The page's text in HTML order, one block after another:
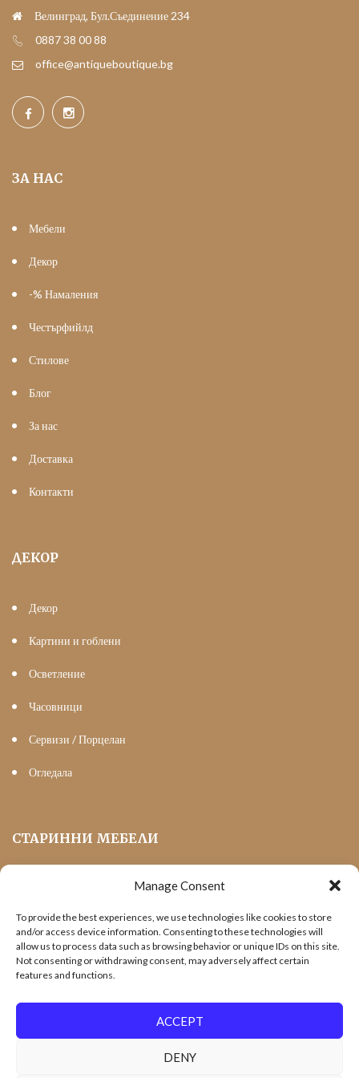
Manage Consent
To provide the best experiences, we use technologies like cookies to store
and/or access device information. Consenting to these technologies will
allow us to process data such as browsing behavior or unique IDs on this site.
Not consenting or withdrawing consent, may adversely affect certain
features and functions.
ACCEPT
DENY
Велинград, Бул.Съединение 234
0887 38 00 88
office@antiqueboutique.bg
ЗА НАС
Мебели
Декор
-% Намаления
Честърфийлд
Стилове
Блог
За нас
Доставка
Контакти
ДЕКОР
Декор
Картини и гоблени
Осветление
Часовници
Сервизи / Порцелан
Огледала
СТАРИННИ МЕБЕЛИ
Трапезни маси и столове
Шкафове и витрини